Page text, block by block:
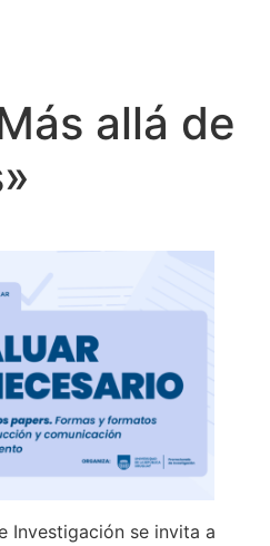
allá de
Investigación se invita a